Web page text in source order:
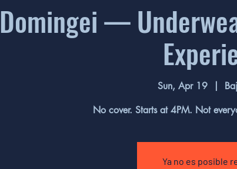
Domingei —
Sun, Apr 19
No cover. Starts at 4PM. Not
Ya no es posible